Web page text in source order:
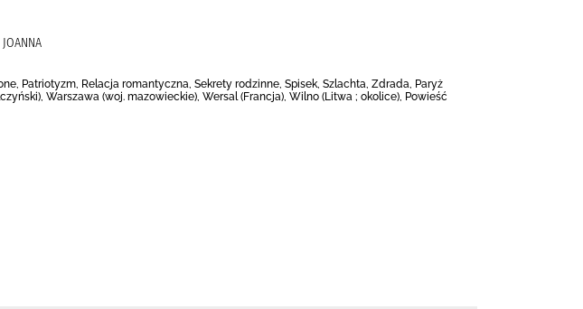
JOANNA
Patriotyzm, Relacja romantyczna, Sekrety rodzinne, Spisek, Szlachta, Zdrada, Paryż
Warszawa (woj. mazowieckie), Wersal (Francja), Wilno (Litwa ; okolice), Powieść